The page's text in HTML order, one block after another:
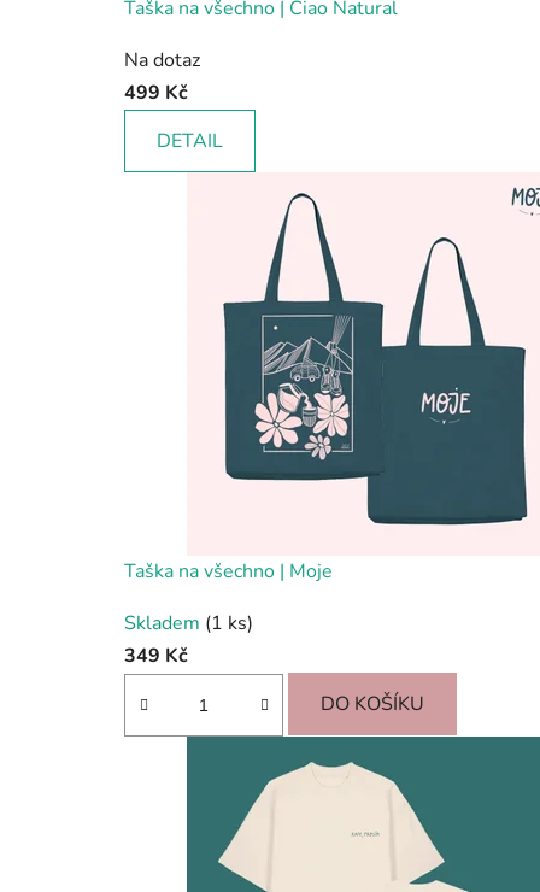
Taška na všechno | Ciao Natural
Na dotaz
499 Kč
DETAIL
Taška na všechno | Moje
Skladem (1 ks)
349 Kč
DO KOŠÍKU